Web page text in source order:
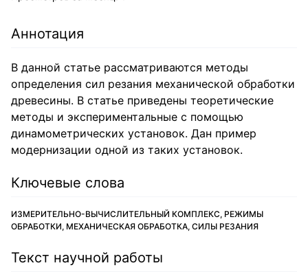
Аннотация
В данной статье рассматриваются методы
определения сил резания механической обработки
древесины. В статье приведены теоретические
методы и экспериментальные с помощью
динамометрических установок. Дан пример
модернизации одной из таких установок.
Ключевые слова
ИЗМЕРИТЕЛЬНО-ВЫЧИСЛИТЕЛЬНЫЙ КОМПЛЕКС, РЕЖИМЫ
ОБРАБОТКИ, МЕХАНИЧЕСКАЯ ОБРАБОТКА, СИЛЫ РЕЗАНИЯ
Текст научной работы